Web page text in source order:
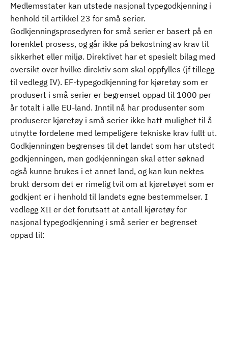
Medlemsstater kan utstede nasjonal typegodkjenning i
henhold til artikkel 23 for små serier.
Godkjenningsprosedyren for små serier er basert på en
forenklet prosess, og går ikke på bekostning av krav til
sikkerhet eller miljø. Direktivet har et spesielt bilag med
oversikt over hvilke direktiv som skal oppfylles (jf tillegg
til vedlegg IV). EF-typegodkjenning for kjøretøy som er
produsert i små serier er begrenset oppad til 1000 per
år totalt i alle EU-land. Inntil nå har produsenter som
produserer kjøretøy i små serier ikke hatt mulighet til å
utnytte fordelene med lempeligere tekniske krav fullt ut.
Godkjenningen begrenses til det landet som har utstedt
godkjenningen, men godkjenningen skal etter søknad
også kunne brukes i et annet land, og kan kun nektes
brukt dersom det er rimelig tvil om at kjøretøyet som er
godkjent er i henhold til landets egne bestemmelser. I
vedlegg XII er det forutsatt at antall kjøretøy for
nasjonal typegodkjenning i små serier er begrenset
oppad til: